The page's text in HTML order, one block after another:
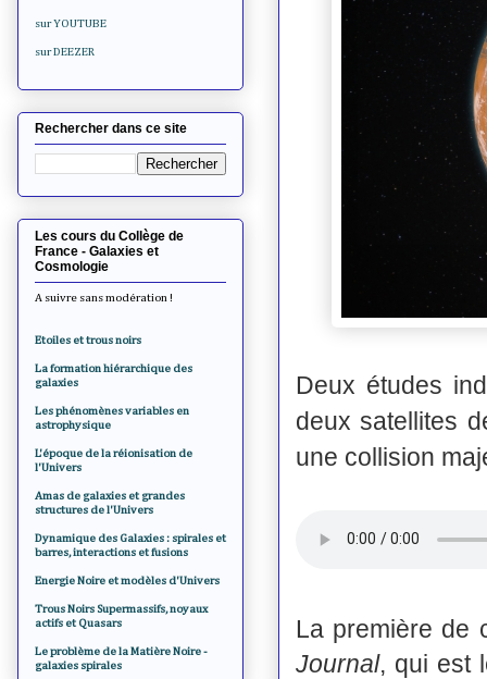
Deux études
deux satellites
une collision
La première de
Journal, qui est
sur YOUTUBE
sur DEEZER
Rechercher dans ce site
Les cours du Collège de
France - Galaxies et
Cosmologie
A suivre sans modération !
Etoiles et trous noirs
La formation hiérarchique des
galaxies
Les phénomènes variables en
astrophysique
L'époque de la réionisation de
l'Univers
Amas de galaxies et grandes
structures de l'Univers
Dynamique des Galaxies : spirales et
barres, interactions et fusions
Energie Noire et modèles d'Univers
Trous Noirs Supermassifs, noyaux
actifs et Quasars
Le problème de la Matière Noire -
galaxies spirales